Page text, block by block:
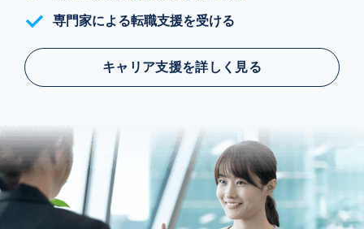
専門家による転職支援を受ける
キャリア支援を詳しく見る